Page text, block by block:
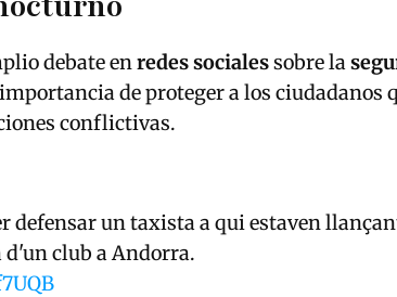
debate enredes socialessobre la
de proteger a los ciudadanos
conflictivas.
defensar un taxista a qui estaven
d'un club a Andorra.